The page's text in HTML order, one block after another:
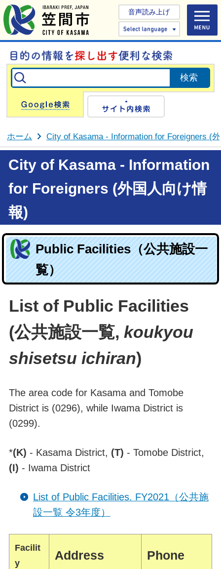
音声読み上げ
Select
Google検索
ホーム City of Kasama - Information for Foreigners (
City of Kasama - Information
for Foreigners (外国人向け情
報)
Public Facilities（公共施設一
覧）
List of Public Facilities
(公共施設一覧, koukyou
shisetsu ichiran)
The area code for Kasama and Tomobe
District is (0296), while Iwama District is
(0299).
*(K) - Kasama District, (T) - Tomobe District,
(I) - Iwama District
List of Public Facilities. FY2021（公共施
設一覧 令3年度）
Facilit
y
Address Phone